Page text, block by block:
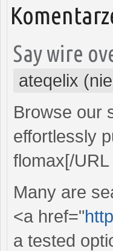
Say wire
ateqelix
Browse our
effortlessly
flomax[/
Many are
<a href="
a tested